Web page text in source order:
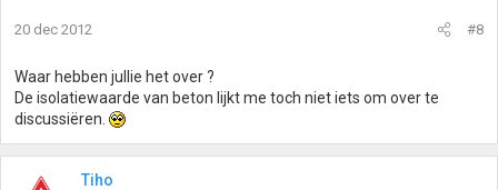
20 dec 2012 #8
Waar hebben jullie het over ?
De isolatiewaarde van beton lijkt me toch niet iets om over te
discussiëren.
Tiho